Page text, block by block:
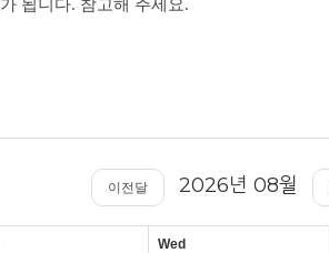
가 됩니다. 참고해 주세요.
이전달 2026년 08월
Wed